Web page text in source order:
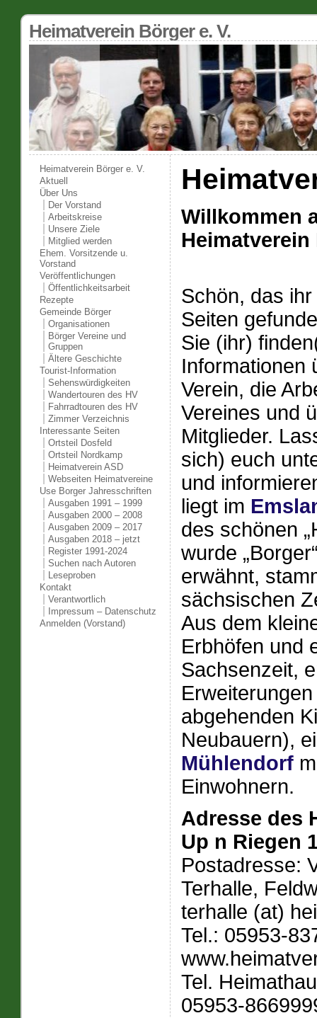
Heimatverein Börger e. V.
Heimatverein Börger e. V.
Aktuell
Über Uns
Der Vorstand
Arbeitskreise
Unsere Ziele
Mitglied werden
Ehem. Vorsitzende u.
Vorstand
Veröffentlichungen
Öffentlichkeitsarbeit
Rezepte
Gemeinde Börger
Organisationen
Börger Vereine und
Gruppen
Ältere Geschichte
Tourist-Information
Sehenswürdigkeiten
Wandertouren des HV
Fahrradtouren des HV
Zimmer Verzeichnis
Interessante Seiten
Ortsteil Dosfeld
Ortsteil Nordkamp
Heimatverein ASD
Webseiten Heimatvereine
Use Borger Jahresschriften
Ausgaben 1991 – 1999
Ausgaben 2000 – 2008
Ausgaben 2009 – 2017
Ausgaben 2018 – jetzt
Register 1991-2024
Suchen nach Autoren
Leseproben
Kontakt
Verantwortlich
Impressum – Datenschutz
Anmelden (Vorstand)
Willkommen
Heimatverein
Schön, das
Seiten
Sie (ihr)
Informationen
Verein, die
Vereines und
Mitglieder.
sich) euch
und
liegt im
des schönen
wurde
erwähnt,
sächsischen
Aus dem
Erbhöfen und
Sachsenzeit,
abgehenden
Neubauern),
Mühlendorf
Einwohnern.
Adresse des
Up n Riegen
Postadresse:
Terhalle,
terhalle (at)
Tel.: 05953-
Tel.
05953-